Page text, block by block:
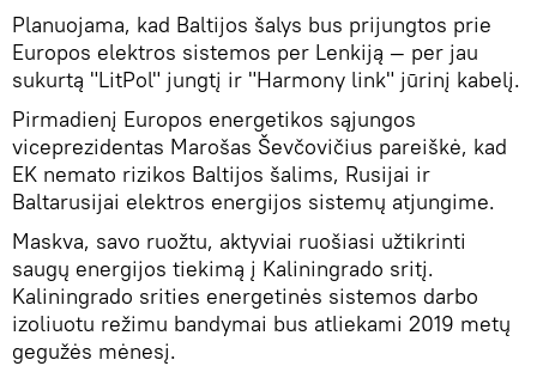
Planuojama, kad Baltijos šalys bus prijungtos prie
Europos elektros sistemos per Lenkiją ― per jau
sukurtą "LitPol" jungtį ir "Harmony link" jūrinį kabelį.
Pirmadienį Europos energetikos sąjungos
viceprezidentas Marošas Ševčovičius pareiškė, kad
EK nemato rizikos Baltijos šalims, Rusijai ir
Baltarusijai elektros energijos sistemų atjungime.
Maskva, savo ruožtu, aktyviai ruošiasi užtikrinti
saugų energijos tiekimą į Kaliningrado sritį.
Kaliningrado srities energetinės sistemos darbo
izoliuotu režimu bandymai bus atliekami 2019 metų
gegužės mėnesį.